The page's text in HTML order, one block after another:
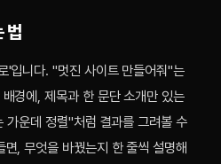
법
'입니다. "멋진 사이트 만들어줘"는
경에, 제목과 한 문단 소개만 있는
운데 정렬"처럼 결과를 그려볼 수
, 무엇을 바꿨는지 한 줄씩 설명해